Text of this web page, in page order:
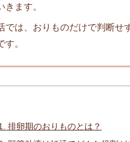
きます。
では、おりものだけで判断せ
す。
排卵期のおりものとは？